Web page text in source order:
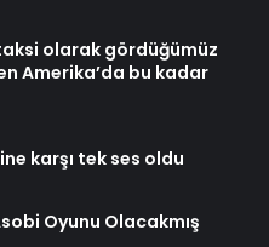
olarak gördüğümüz
Amerika’da bu kadar
karşı tek ses oldu
Oyunu Olacakmış